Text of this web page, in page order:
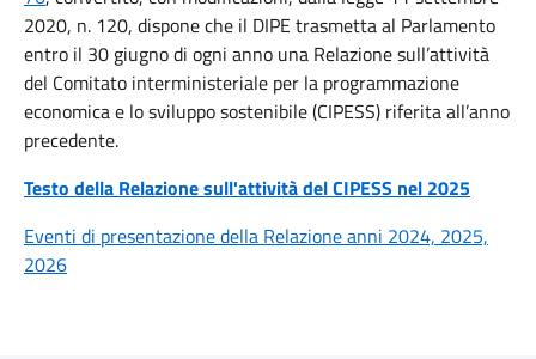
2020, n. 120, dispone che il DIPE trasmetta al Parlamento
entro il 30 giugno di ogni anno una Relazione sull’attività
del Comitato interministeriale per la programmazione
economica e lo sviluppo sostenibile (CIPESS) riferita all’anno
precedente.
Testo della Relazione sull'attività del CIPESS nel 2025
Eventi di presentazione della Relazione anni 2024, 2025,
2026